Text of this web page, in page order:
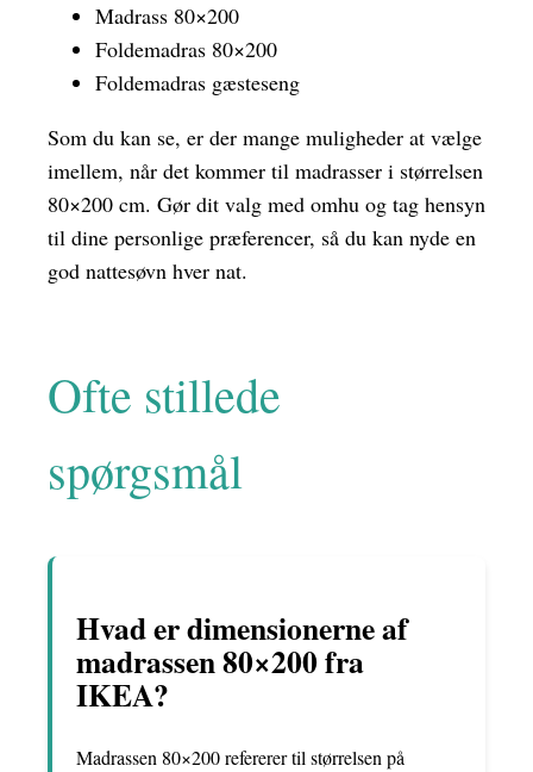
Madrass 80×200
Foldemadras 80×200
Foldemadras gæsteseng
Som du kan se, er der mange muligheder at vælge
imellem, når det kommer til madrasser i størrelsen
80×200 cm. Gør dit valg med omhu og tag hensyn
til dine personlige præferencer, så du kan nyde en
god nattesøvn hver nat.
Ofte stillede
spørgsmål
Hvad er dimensionerne af
madrassen 80×200 fra
IKEA?
Madrassen 80×200 refererer til størrelsen på